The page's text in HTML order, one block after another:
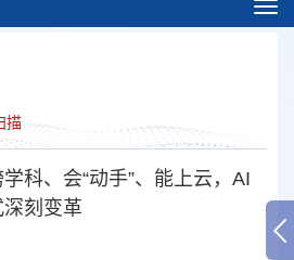
描
学科、会“动手”、能上云，AI
刻变革